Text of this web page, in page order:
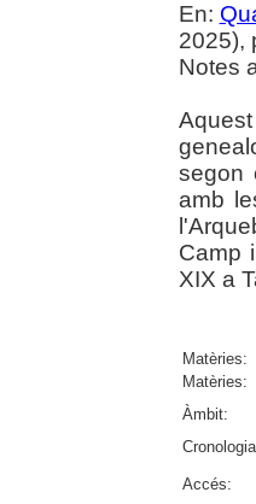
En:
2025),
Notes
segon
amb
Camp
XIX a
Matèries:
Matèries:
Àmbit:
Accés: